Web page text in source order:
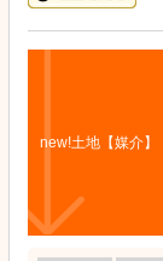
new!土地【媒介】